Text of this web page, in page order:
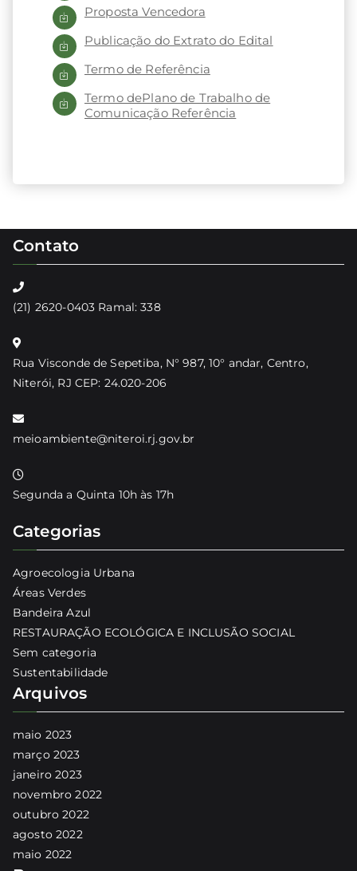
Proposta Vencedora
Publicação do Extrato do Edital
Termo de Referência
Termo dePlano de Trabalho de
Comunicação Referência
Contato
(21) 2620-0403 Ramal: 338
Rua Visconde de Sepetiba, N° 987, 10° andar, Centro,
Niterói, RJ CEP: 24.020-206
meioambiente@niteroi.rj.gov.br
Segunda a Quinta 10h às 17h
Categorias
Agroecologia Urbana
Áreas Verdes
Bandeira Azul
RESTAURAÇÃO ECOLÓGICA E INCLUSÃO SOCIAL
Sem categoria
Sustentabilidade
Arquivos
maio 2023
março 2023
janeiro 2023
novembro 2022
outubro 2022
agosto 2022
maio 2022